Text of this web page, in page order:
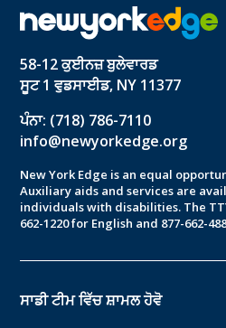
58-12 ਕੁਈਨਜ਼ ਬੁਲੇਵਾਰਡ
ਸੂਟ 1 ਵੁਡਸਾਈਡ, NY 11377
ਪੰਨਾ: (718) 786-7110
info@newyorkedge.org
New York Edge is an equal
Auxiliary aids and services are
individuals with disabilities. The
662-1220 for English and 877-662-
ਸਾਡੀ ਟੀਮ ਵਿੱਚ ਸ਼ਾਮਲ ਹੋਵੋ